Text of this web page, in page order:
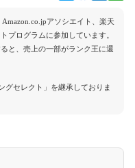
アソシエイト、楽天
プログラムに参加しています。
と、売上の一部がランク王に還
グセレクト」を継承しておりま